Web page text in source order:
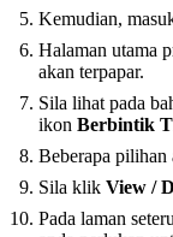
Kemudian,
Halaman utama
akan terpapar.
Sila lihat pada
ikon Berbintik
Beberapa pilihan
Sila klik View /
Pada laman